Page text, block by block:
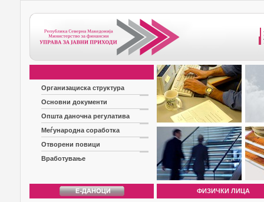
Организациска структура
Основни документи
Општа даночна регулатива
Меѓународна соработка
Отворени повици
Вработување
ФИЗИЧКИ ЛИЦА